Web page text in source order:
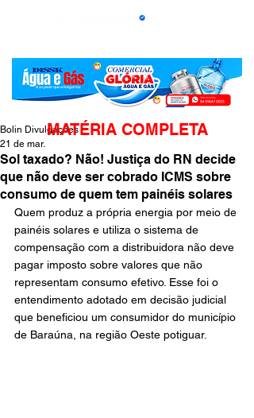
Sol taxado? Não! Justiça do RN decide
que não deve ser cobrado ICMS sobre
consumo de quem tem painéis solares
Bolin Divulgações
21 de mar.
Quem produz a própria energia por meio de
painéis solares e utiliza o sistema de
compensação com a distribuidora não deve
pagar imposto sobre valores que não
representam consumo efetivo. Esse foi o
entendimento adotado em decisão judicial
que beneficiou um consumidor do município
de Baraúna, na região Oeste potiguar.
MATÉRIA COMPLETA